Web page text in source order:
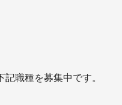
職種を募集中です。